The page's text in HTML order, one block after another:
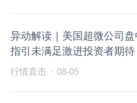
异动解读｜美国超微公司
指引未满足激进投资者期待
行情直击 · 08-05